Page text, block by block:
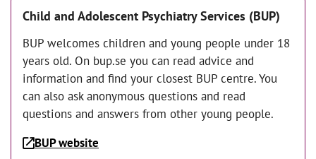
Child and Adolescent Psychiatry Services (BUP)
BUP welcomes children and young people under 18
years old. On bup.se you can read advice and
information and find your closest BUP centre. You
can also ask anonymous questions and read
questions and answers from other young people.
BUP website